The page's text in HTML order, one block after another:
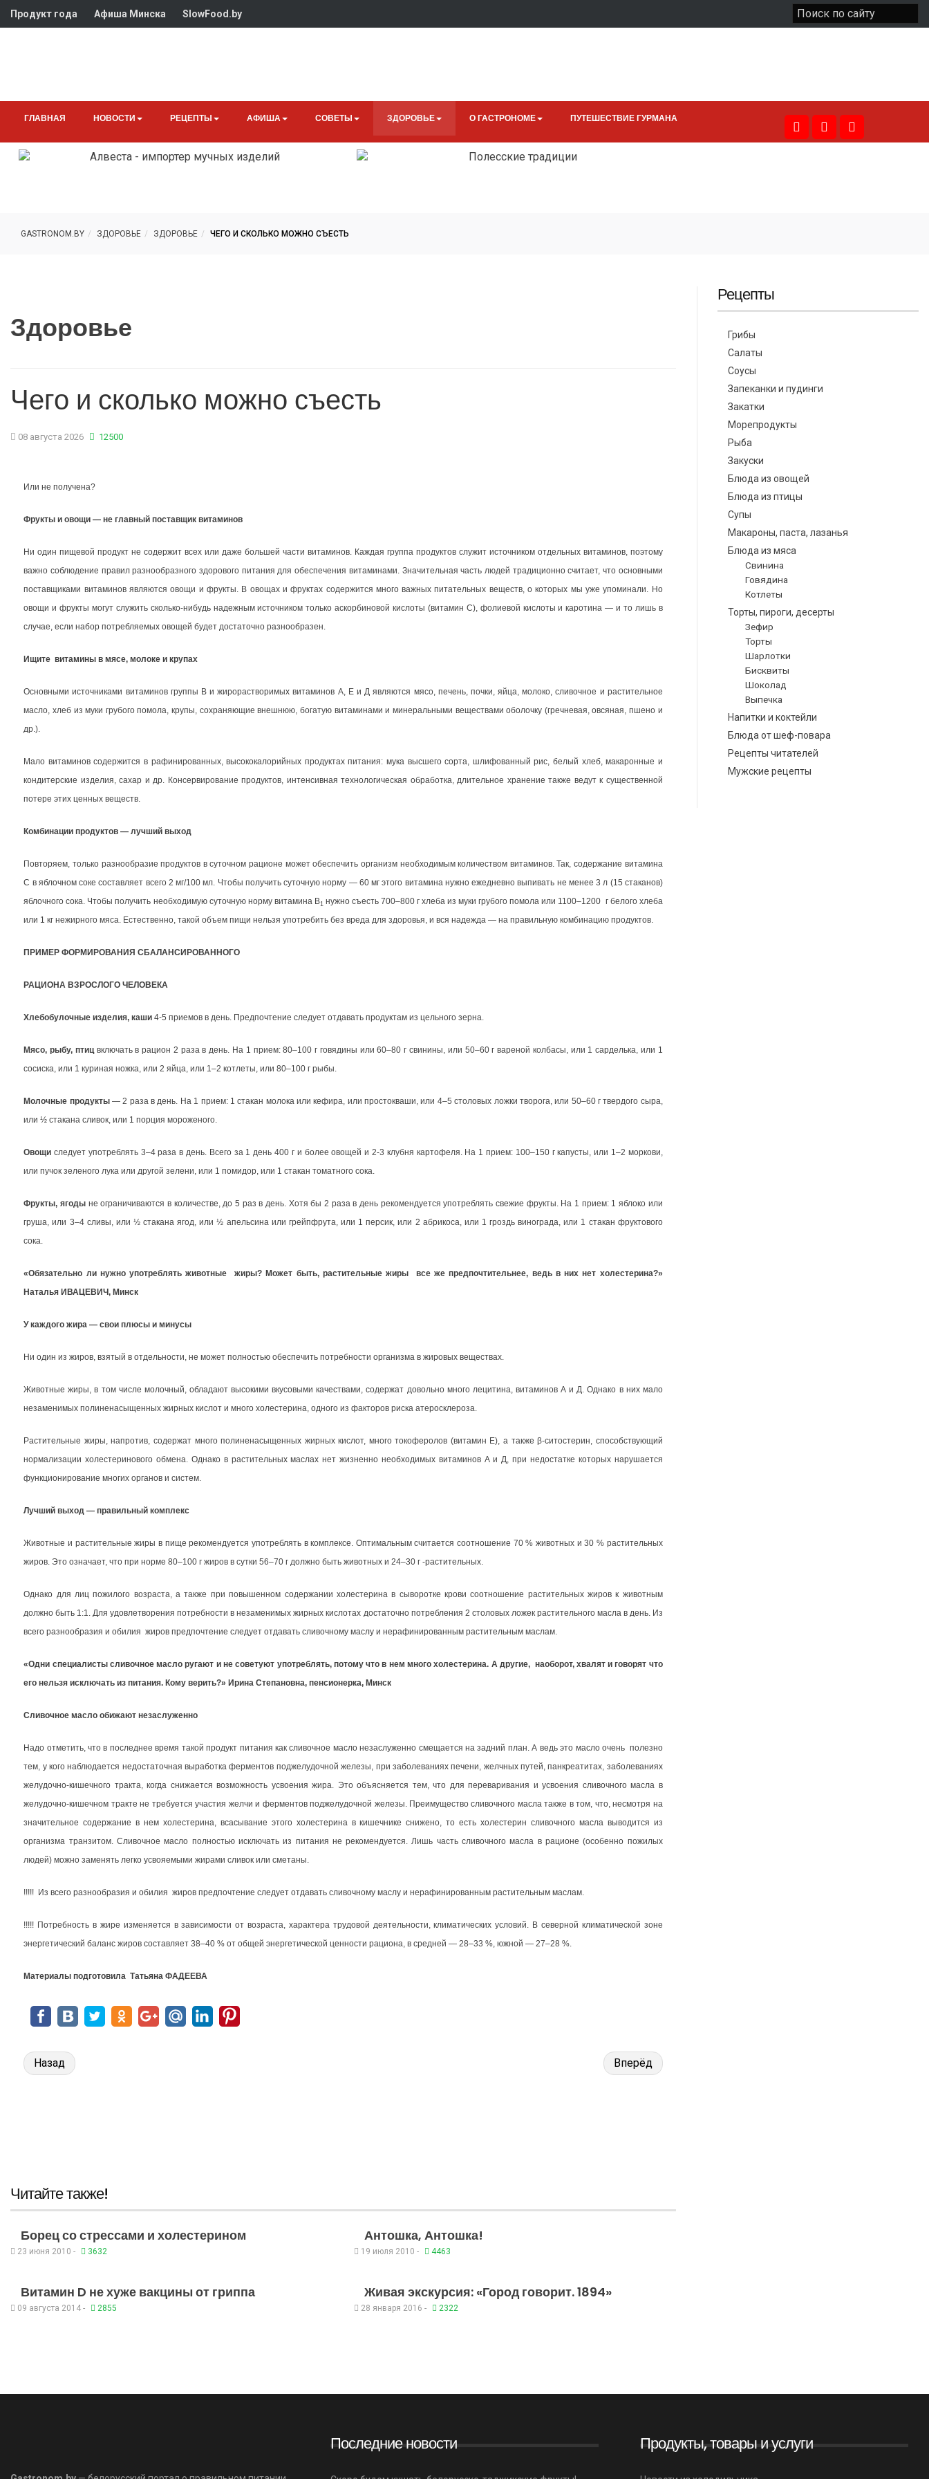
Продукт года Афиша Минска SlowFood.by
ГЛАВНАЯ НОВОСТИ РЕЦЕПТЫ АФИША СОВЕТЫ ЗДОРОВЬЕ О ГАСТРОНОМЕ ПУТЕШЕСТВИЕ ГУРМАНА
GASTRONOM.BY ЗДОРОВЬЕ ЗДОРОВЬЕ ЧЕГО И СКОЛЬКО МОЖНО СЪЕСТЬ
Здоровье
Чего и сколько можно съесть
08 августа 2026 12500
Или не получена?
Фрукты и овощи — не главный поставщик витаминов
Ни один пищевой продукт не содержит всех или даже большей части витаминов. Каждая группа продуктов служит источником отдельных витаминов, поэтому
важно соблюдение правил разнообразного здорового питания для обеспечения витаминами. Значительная часть людей традиционно считает, что основными
поставщиками витаминов являются овощи и фрукты. В овощах и фруктах содержится много важных питательных веществ, о которых мы уже упоминали. Но
овощи и фрукты могут служить сколько-нибудь надежным источником только аскорбиновой кислоты (витамин С), фолиевой кислоты и каротина — и то лишь в
случае, если набор потребляемых овощей будет достаточно разнообразен.
Ищите витамины в мясе, молоке и крупах
Основными источниками витаминов группы В и жирорастворимых витаминов А, Е и Д являются мясо, печень, почки, яйца, молоко, сливочное и растительное
масло, хлеб из муки грубого помола, крупы, сохраняющие внешнюю, богатую витаминами и минеральными веществами оболочку (гречневая, овсяная, пшено и
др.).
Мало витаминов содержится в рафинированных, высококалорийных продуктах питания: мука высшего сорта, шлифованный рис, белый хлеб, макаронные и
кондитерские изделия, сахар и др. Консервирование продуктов, интенсивная технологическая обработка, длительное хранение также ведут к существенной
потере этих ценных веществ.
Комбинации продуктов — лучший выход
Повторяем, только разнообразие продуктов в суточном рационе может обеспечить организм необходимым количеством витаминов. Так, содержание витамина
С в яблочном соке составляет всего 2 мг/100 мл. Чтобы получить суточную норму — 60 мг этого витамина нужно ежедневно выпивать не менее 3 л (15 стаканов)
яблочного сока. Чтобы получить необходимую суточную норму витамина В1 нужно съесть 700–800 г хлеба из муки грубого помола или 1100–1200 г белого хлеба
или 1 кг нежирного мяса. Естественно, такой объем пищи нельзя употребить без вреда для здоровья, и вся надежда — на правильную комбинацию продуктов.
ПРИМЕР ФОРМИРОВАНИЯ СБАЛАНСИРОВАННОГО
РАЦИОНА ВЗРОСЛОГО ЧЕЛОВЕКА
Хлебобулочные изделия, каши 4-5 приемов в день. Предпочтение следует отдавать продуктам из цельного зерна.
Мясо, рыбу, птицвключать в рацион 2 раза в день. На 1 прием: 80–100 г говядины или 60–80 г свинины, или 50–60 г вареной колбасы, или 1 сарделька, или 1
сосиска, или 1 куриная ножка, или 2 яйца, или 1–2 котлеты, или 80–100 г рыбы.
Молочные продукты— 2 раза в день. На 1 прием: 1 стакан молока или кефира, или простокваши, или 4–5 столовых ложки творога, или 50–60 г твердого сыра,
или ½ стакана сливок, или 1 порция мороженого.
Овощи следует употреблять 3–4 раза в день. Всего за 1 день400 ги более овощей и 2-3 клубня картофеля. На 1 прием: 100–150 г капусты, или 1–2 моркови,
или пучок зеленого лука или другой зелени, или 1 помидор, или 1 стакан томатного сока.
Фрукты, ягодыне ограничиваются в количестве, до 5 раз в день. Хотя бы 2 раза в день рекомендуется употреблять свежие фрукты. На 1 прием: 1 яблоко или
груша, или 3–4 сливы, или ½ стакана ягод, или ½ апельсина или грейпфрута, или 1 персик, или 2 абрикоса, или 1 гроздь винограда, или 1 стакан фруктового
сока.
«Обязательно ли нужно употреблять животные жиры? Может быть, растительные жиры все же предпочтительнее, ведь в них нет холестерина?»
Наталья ИВАЦЕВИЧ, Минск
У каждого жира — свои плюсы и минусы
Ни один из жиров, взятый в отдельности, не может полностью обеспечить потребности организма в жировых веществах.
Животные жиры, в том числе молочный, обладают высокими вкусовыми качествами, содержат довольно много лецитина, витаминов А и Д. Однако в них мало
незаменимых полиненасыщенных жирных кислот и много холестерина, одного из факторов риска атеросклероза.
Растительные жиры, напротив, содержат много полиненасыщенных жирных кислот, много токоферолов (витамин Е), а также β-ситостерин, способствующий
нормализации холестеринового обмена. Однако в растительных маслах нет жизненно необходимых витаминов А и Д, при недостатке которых нарушается
функционирование многих органов и систем.
Лучший выход — правильный комплекс
Животные и растительные жиры в пище рекомендуется употреблять в комплексе. Оптимальным считается соотношение 70 % животных и 30 % растительных
жиров. Это означает, что при норме 80–100 г жиров в сутки 56–70 г должно быть животных и 24–30 г -растительных.
Однако для лиц пожилого возраста, а также при повышенном содержании холестерина в сыворотке крови соотношение растительных жиров к животным
должно быть 1:1. Для удовлетворения потребности в незаменимых жирных кислотах достаточно потребления 2 столовых ложек растительного масла в день. Из
всего разнообразия и обилия жиров предпочтение следует отдавать сливочному маслу и нерафинированным растительным маслам.
«Одни специалисты сливочное масло ругают и не советуют употреблять, потому что в нем много холестерина. А другие, наоборот, хвалят и говорят что
его нельзя исключать из питания. Кому верить?» Ирина Степановна, пенсионерка, Минск
Сливочное масло обижают незаслуженно
Надо отметить, что в последнее время такой продукт питания как сливочное масло незаслуженно смещается на задний план. А ведь это масло очень полезно
тем, у кого наблюдается недостаточная выработка ферментов поджелудочной железы, при заболеваниях печени, желчных путей, панкреатитах, заболеваниях
желудочно-кишечного тракта, когда снижается возможность усвоения жира. Это объясняется тем, что для переваривания и усвоения сливочного масла в
желудочно-кишечном тракте не требуется участия желчи и ферментов поджелудочной железы. Преимущество сливочного масла также в том, что, несмотря на
значительное содержание в нем холестерина, всасывание этого холестерина в кишечнике снижено, то есть холестерин сливочного масла выводится из
организма транзитом. Сливочное масло полностью исключать из питания не рекомендуется. Лишь часть сливочного масла в рационе (особенно пожилых
людей) можно заменять легко усвояемыми жирами сливок или сметаны.
!!!!! Из всего разнообразия и обилия жиров предпочтение следует отдавать сливочному маслу и нерафинированным растительным маслам.
!!!!! Потребность в жире изменяется в зависимости от возраста, характера трудовой деятельности, климатических условий. В северной климатической зоне
энергетический баланс жиров составляет 38–40 % от общей энергетической ценности рациона, в средней — 28–33 %, южной — 27–28 %.
Материалы подготовила Татьяна ФАДЕЕВА
Назад Вперёд
Читайте также!
Борец со стрессами и холестерином
23 июня 2010 - 3632
Антошка, Антошка!
19 июля 2010 - 4463
Витамин D не хуже вакцины от гриппа
09 августа 2014 - 2855
Живая экскурсия: «Город говорит. 1894»
28 января 2016 - 2322
Рецепты
Грибы
Салаты
Соусы
Запеканки и пудинги
Закатки
Морепродукты
Рыба
Закуски
Блюда из овощей
Блюда из птицы
Супы
Макароны, паста, лазанья
Блюда из мяса
Свинина
Говядина
Котлеты
Торты, пироги, десерты
Зефир
Торты
Шарлотки
Бисквиты
Шоколад
Выпечка
Напитки и коктейли
Блюда от шеф-повара
Рецепты читателей
Мужские рецепты
Последние новости Продукты, товары и услуги